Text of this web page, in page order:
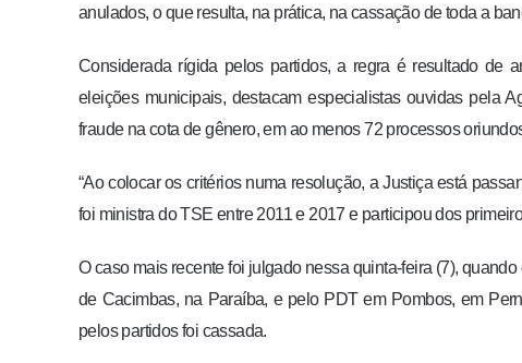
anulados, o que resulta, na prática, na cassação de toda a
Considerada rígida pelos partidos, a regra é resultado de
eleições municipais, destacam especialistas ouvidas pela
fraude na cota de gênero, em ao menos 72 processos
“Ao colocar os critérios numa resolução, a Justiça está
foi ministra do TSE entre 2011 e 2017 e participou dos
O caso mais recente foi julgado nessa quinta-feira (7),
de Cacimbas, na Paraíba, e pelo PDT em Pombos, em
pelos partidos foi cassada.